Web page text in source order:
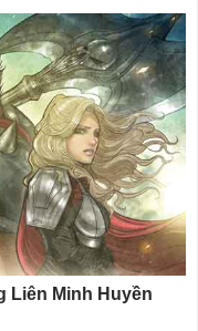
Liên Minh Huyền